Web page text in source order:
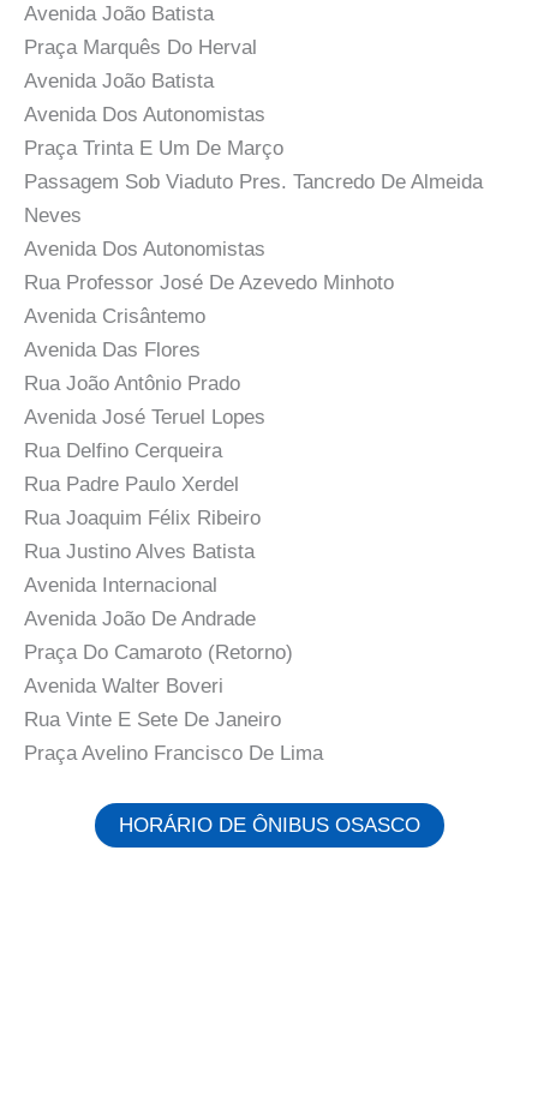
Avenida João Batista
Praça Marquês Do Herval
Avenida João Batista
Avenida Dos Autonomistas
Praça Trinta E Um De Março
Passagem Sob Viaduto Pres. Tancredo De Almeida
Neves
Avenida Dos Autonomistas
Rua Professor José De Azevedo Minhoto
Avenida Crisântemo
Avenida Das Flores
Rua João Antônio Prado
Avenida José Teruel Lopes
Rua Delfino Cerqueira
Rua Padre Paulo Xerdel
Rua Joaquim Félix Ribeiro
Rua Justino Alves Batista
Avenida Internacional
Avenida João De Andrade
Praça Do Camaroto (Retorno)
Avenida Walter Boveri
Rua Vinte E Sete De Janeiro
Praça Avelino Francisco De Lima
HORÁRIO DE ÔNIBUS OSASCO